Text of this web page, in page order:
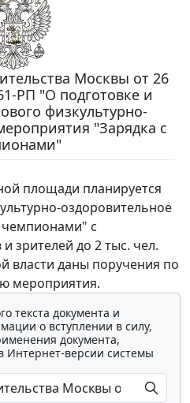
Москвы от 26
РП "О подготовке и
физкультурно-
"Зарядка с
площади планируется
оздоровительное
чемпионами" с
зрителей до 2 тыс. чел.
власти даны поручения по
мероприятия.
текста документа и
о вступлении в силу,
документа,
Интернет-версии системы